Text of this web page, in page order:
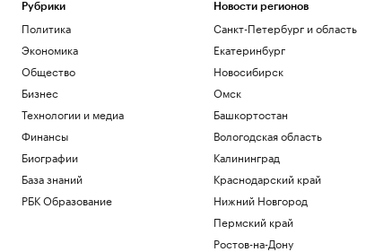
Рубрики
Политика
Экономика
Общество
Бизнес
Технологии и медиа
Финансы
Биографии
База знаний
РБК Образование
Новости регионов
Санкт-Петербург и область
Екатеринбург
Новосибирск
Омск
Башкортостан
Вологодская область
Калининград
Краснодарский край
Нижний Новгород
Пермский край
Ростов-на-Дону